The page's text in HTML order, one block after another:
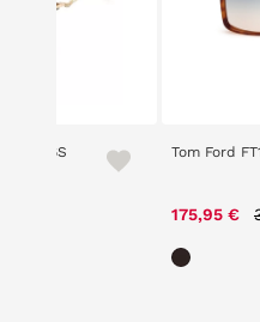
Tom Ford
175,95 €